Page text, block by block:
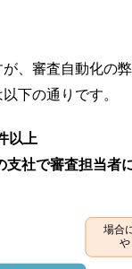
、審査自動化の
下の通りです。
以上
支社で審査担当者